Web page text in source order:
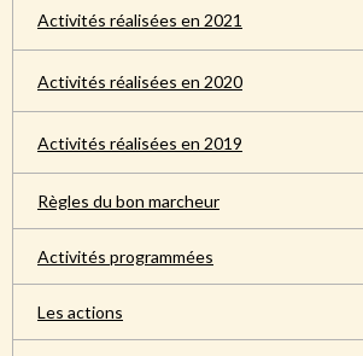
Activités réalisées en 2021
Activités réalisées en 2020
Activités réalisées en 2019
Règles du bon marcheur
Activités programmées
Les actions